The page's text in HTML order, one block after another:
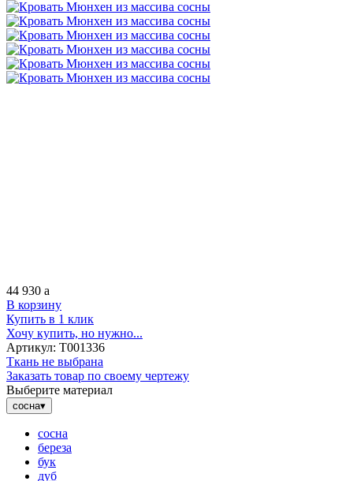
44 930 a
В корзину
Купить в 1 клик
Хочу купить, но нужно...
Артикул: Т001336
Ткань не выбрана
Заказать товар по своему чертежу
Выберите материал
сосна▾
сосна
береза
бук
дуб